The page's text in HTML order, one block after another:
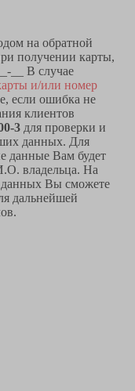
на обратной
получении карты,
__ В случае
и/или номер
если ошибка не
клиентов
3 для проверки и
данных. Для
данные Вам будет
владельца. На
данных Вы сможете
дальнейшей